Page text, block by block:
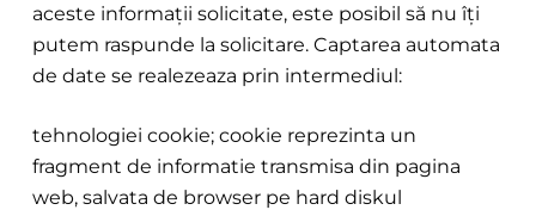
aceste informații solicitate, este posibil să nu îți
putem raspunde la solicitare. Captarea automata
de date se realezeaza prin intermediul:
tehnologiei cookie; cookie reprezinta un
fragment de informatie transmisa din pagina
web, salvata de browser pe hard diskul